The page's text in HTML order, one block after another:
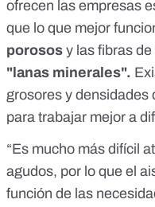
ofrecen las empresas
que lo que mejor
porosos y las fibras
"lanas minerales".
grosores y densidades
para trabajar mejor a
“Es mucho más difícil
agudos, por lo que el
función de las